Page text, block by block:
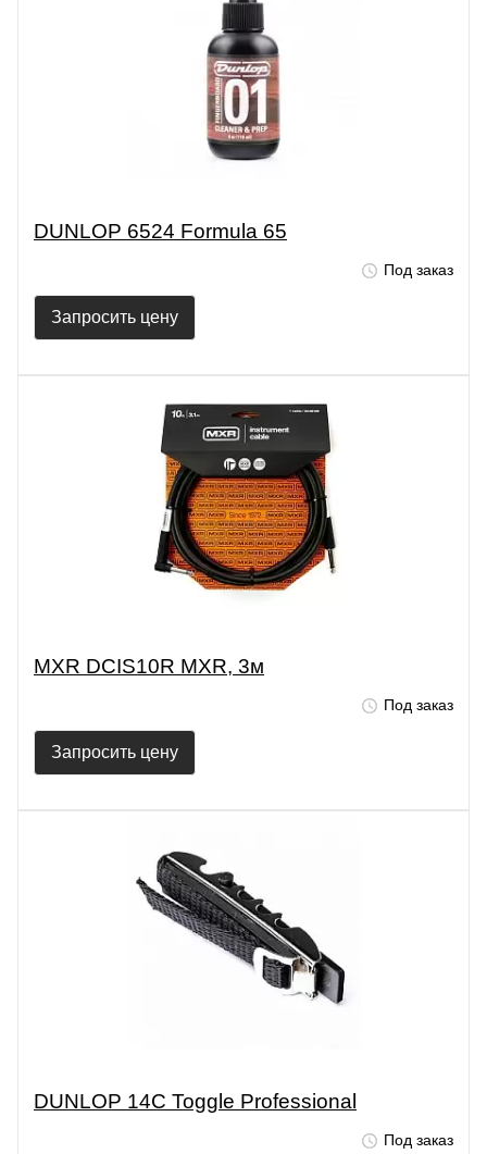
DUNLOP 6524 Formula 65
Под заказ
Запросить цену
MXR DCIS10R MXR, 3м
Под заказ
Запросить цену
DUNLOP 14C Toggle Professional
Под заказ